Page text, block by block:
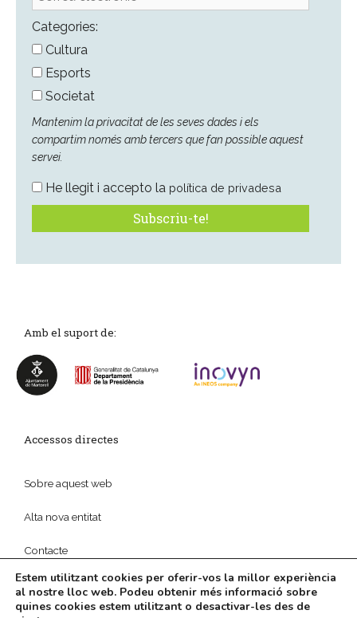
electrònic
*Categories:
Cultura
Esports
Societat
Mantenim la privacitat de les seves dades i els
compartim només amb tercers que fan possible aquest
servei.
He llegit i accepto la política de privadesa
Amb el suport de:
Accessos directes
Sobre aquest web
Alta nova entitat
Contacte
Estem utilitzant cookies per oferir-vos la millor experiència
al nostre lloc web. Podeu obtenir més informació sobre
quines cookies estem utilitzant o desactivar-les des de